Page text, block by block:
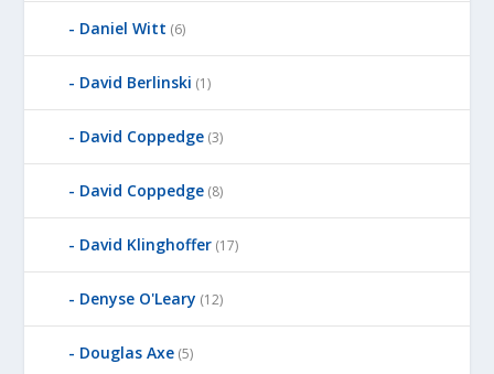
Daniel Witt (6)
David Berlinski (1)
David Coppedge (3)
David Coppedge (8)
David Klinghoffer (17)
Denyse O'Leary (12)
Douglas Axe (5)